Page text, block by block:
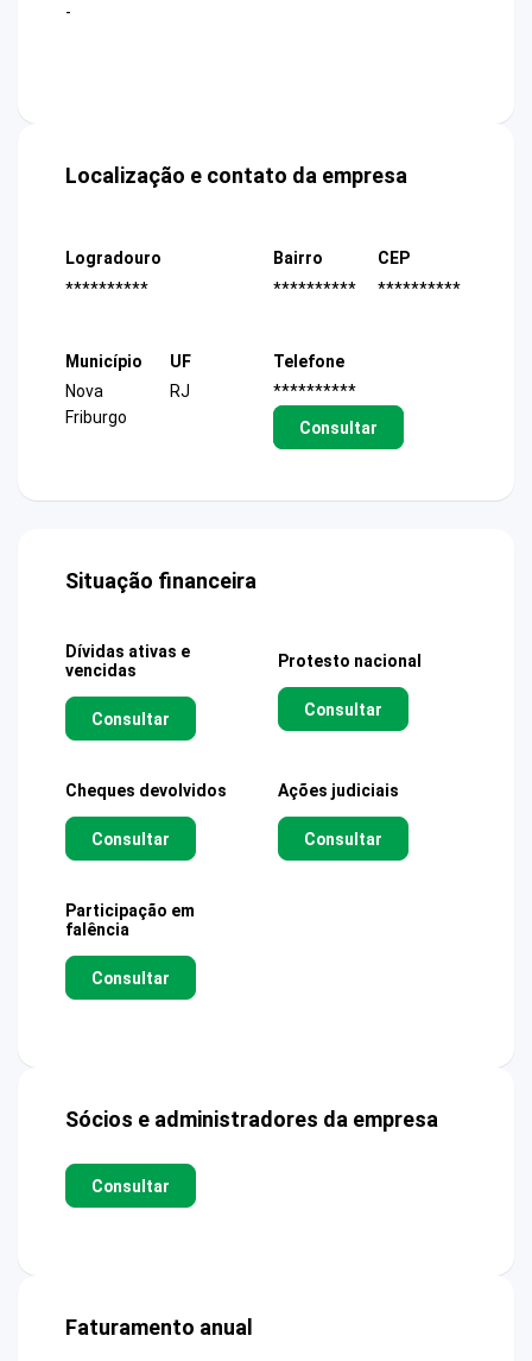
-
Localização e contato da empresa
Logradouro
**********
Bairro
**********
CEP
**********
Município
Nova
Friburgo
UF
RJ
Telefone
**********
Consultar
Situação financeira
Dívidas ativas e
vencidas
Consultar
Protesto nacional
Consultar
Cheques devolvidos
Consultar
Ações judiciais
Consultar
Participação em
falência
Consultar
Sócios e administradores da empresa
Consultar
Faturamento anual